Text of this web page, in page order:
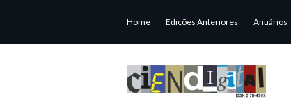
Home Edições Anteriores Anuários